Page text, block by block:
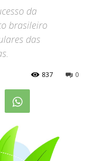
da
brasileiro
das
0
837